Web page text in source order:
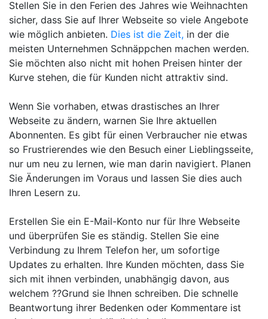
Stellen Sie in den Ferien des Jahres wie Weihnachten
sicher, dass Sie auf Ihrer Webseite so viele Angebote
wie möglich anbieten. Dies ist die Zeit, in der die
meisten Unternehmen Schnäppchen machen werden.
Sie möchten also nicht mit hohen Preisen hinter der
Kurve stehen, die für Kunden nicht attraktiv sind.
Wenn Sie vorhaben, etwas drastisches an Ihrer
Webseite zu ändern, warnen Sie Ihre aktuellen
Abonnenten. Es gibt für einen Verbraucher nie etwas
so Frustrierendes wie den Besuch einer Lieblingsseite,
nur um neu zu lernen, wie man darin navigiert. Planen
Sie Änderungen im Voraus und lassen Sie dies auch
Ihren Lesern zu.
Erstellen Sie ein E-Mail-Konto nur für Ihre Webseite
und überprüfen Sie es ständig. Stellen Sie eine
Verbindung zu Ihrem Telefon her, um sofortige
Updates zu erhalten. Ihre Kunden möchten, dass Sie
sich mit ihnen verbinden, unabhängig davon, aus
welchem ??Grund sie Ihnen schreiben. Die schnelle
Beantwortung ihrer Bedenken oder Kommentare ist